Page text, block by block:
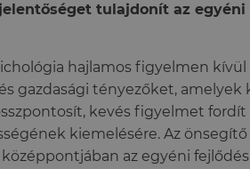
tulajdonít az egyéni
hajlamos figyelmen kívül
gazdasági tényezőket, amelyek
kevés figyelmet fordít
kiemelésére. Az
az egyéni fejlődés